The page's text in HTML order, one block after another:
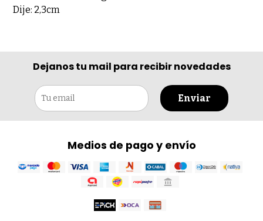
Dije: 2,3cm
Dejanos tu mail para recibir novedades
Enviar
Medios de pago y envío